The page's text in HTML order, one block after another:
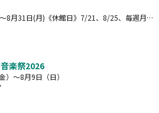
8月31日(月)《休館日》7/21、8/25、毎週月曜
く）
楽祭2026
）～8月9日（日）